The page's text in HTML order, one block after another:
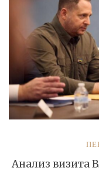
Анализ визита